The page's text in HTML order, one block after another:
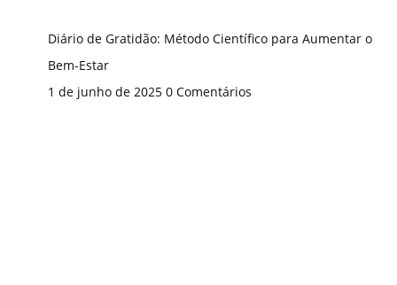
Diário de Gratidão: Método Científico para Aumentar o
Bem-Estar
1 de junho de 2025 0 Comentários